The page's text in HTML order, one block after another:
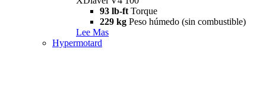
93 lb-ft Torque
229 kg Peso húmedo (sin combustible)
Lee Mas
Hypermotard